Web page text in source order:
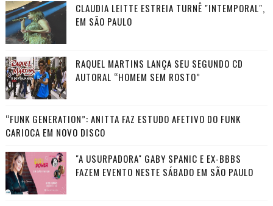
CLAUDIA LEITTE ESTREIA TURNÊ "INTEMPORAL",
EM SÃO PAULO
RAQUEL MARTINS LANÇA SEU SEGUNDO CD
AUTORAL “HOMEM SEM ROSTO”
“FUNK GENERATION”: ANITTA FAZ ESTUDO AFETIVO DO FUNK
CARIOCA EM NOVO DISCO
"A USURPADORA" GABY SPANIC E EX-BBBS
FAZEM EVENTO NESTE SÁBADO EM SÃO PAULO